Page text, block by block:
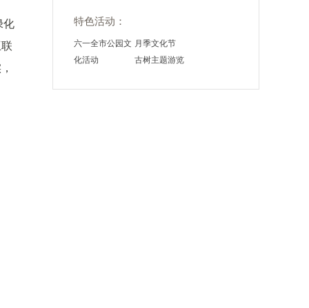
化
特色活动：
六一全市公园文
化活动
月季文化节
古树主题游览